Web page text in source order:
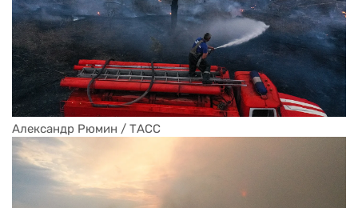
Александр Рюмин / ТАСС